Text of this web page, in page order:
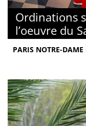
Ordinations
l’oeuvre du
PARIS NOTRE-